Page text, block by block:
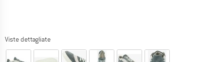
Viste dettagliate